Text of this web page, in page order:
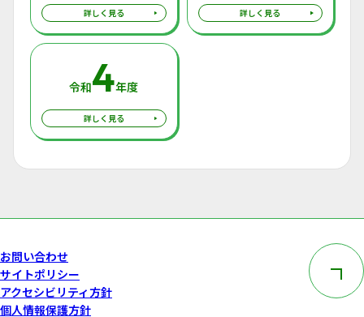
詳しく見る 詳しく見る
令和4年度
詳しく見る
お問い合わせ
サイトポリシー
アクセシビリティ方針
個人情報保護方針
このペー